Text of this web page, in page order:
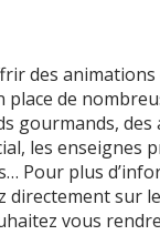
des
place de
gourmands, des
les enseignes
Pour plus
directement sur
vous